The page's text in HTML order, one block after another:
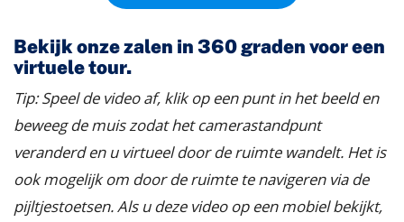
Bekijk onze zalen in 360 graden voor een
virtuele tour.
Tip: Speel de video af, klik op een punt in het beeld en
beweeg de muis zodat het camerastandpunt
veranderd en u virtueel door de ruimte wandelt. Het is
ook mogelijk om door de ruimte te navigeren via de
pijltjestoetsen. Als u deze video op een mobiel bekijkt,